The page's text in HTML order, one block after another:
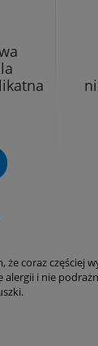
że coraz
i nie